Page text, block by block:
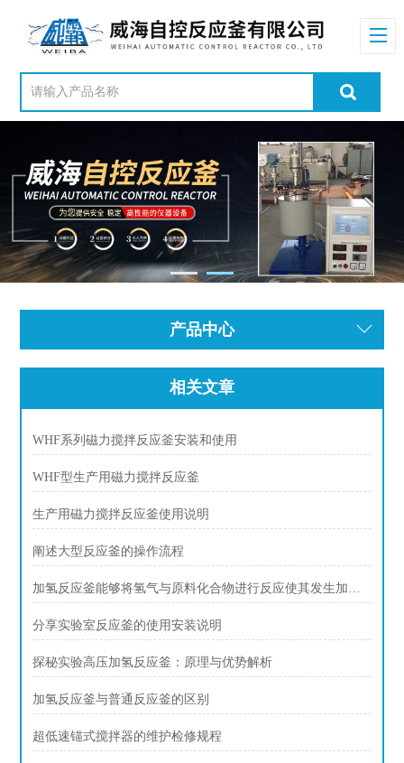
产品中心
相关文章
WHF系列磁力搅拌反应釜安装和使用
WHF型生产用磁力搅拌反应釜
生产用磁力搅拌反应釜使用说明
阐述大型反应釜的操作流程
加氢反应釜能够将氢气与原料化合物进行反应使其发生加氢反应
分享实验室反应釜的使用安装说明
探秘实验高压加氢反应釜：原理与优势解析
加氢反应釜与普通反应釜的区别
超低速锚式搅拌器的维护检修规程